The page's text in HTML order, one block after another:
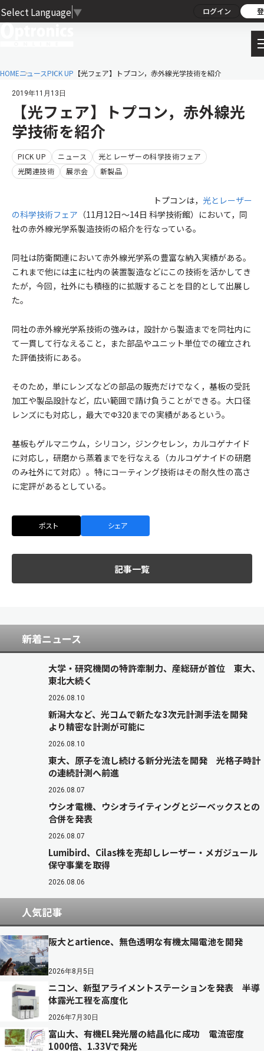
Select Language ▼ ログイン
HOMEニュースPICK UP 【光フェア】トプコン，赤外線光学技術を紹介
2019年11月13日
【光フェア】トプコン，赤外線光
学技術を紹介
PICK UP ニュース
光とレーザーの科学技術フェア
光関連技術
展示会 新製品
トプコンは， 光とレーザー
の科学技術フェア （11月12日～14日 科学技術館）において，同
社の赤外線光学系製造技術の紹介を行なっている。
同社は防衛関連において赤外線光学系の豊富な納入実績がある。
これまで他には主に社内の装置製造などにこの技術を活かしてき
たが，今回，社外にも積極的に拡販することを目的として出展し
た。
同社の赤外線光学系技術の強みは，設計から製造までを同社内に
て一貫して行なえること，また部品やユニット単位での確立され
た評価技術にある。
そのため，単にレンズなどの部品の販売だけでなく，基板の受託
加工や製品設計など，広い範囲で請け負うことができる。大口径
レンズにも対応し，最大でΦ320までの実績があるという。
基板もゲルマニウム，シリコン，ジンクセレン，カルコゲナイド
に対応し，研磨から蒸着までを行なえる（カルコゲナイドの研磨
のみ社外にて対応）。特にコーティング技術はその耐久性の高さ
に定評があるとしている。
ポスト シェア
記事一覧
新着ニュース
大学・研究機関の特許牽制力、産総研が首位 東大、
東北大続く
2026.08.10
新潟大など、光コムで新たな3次元計測手法を開発
より精密な計測が可能に
2026.08.10
東大、原子を流し続ける新分光法を開発 光格子時計
の連続計測へ前進
2026.08.07
ウシオ電機、ウシオライティングとジーベックスとの
合併を発表
2026.08.07
Lumibird、Cilas株を売却しレーザー・メガジュール
保守事業を取得
2026.08.06
人気記事
阪大とartience、無色透明な有機太陽電池を開発
2026年8月5日
ニコン、新型アライメントステーションを発表 半導
体露光工程を高度化
2026年7月30日
富山大、有機EL発光層の結晶化に成功 電流密度
1000倍、1.33Vで発光